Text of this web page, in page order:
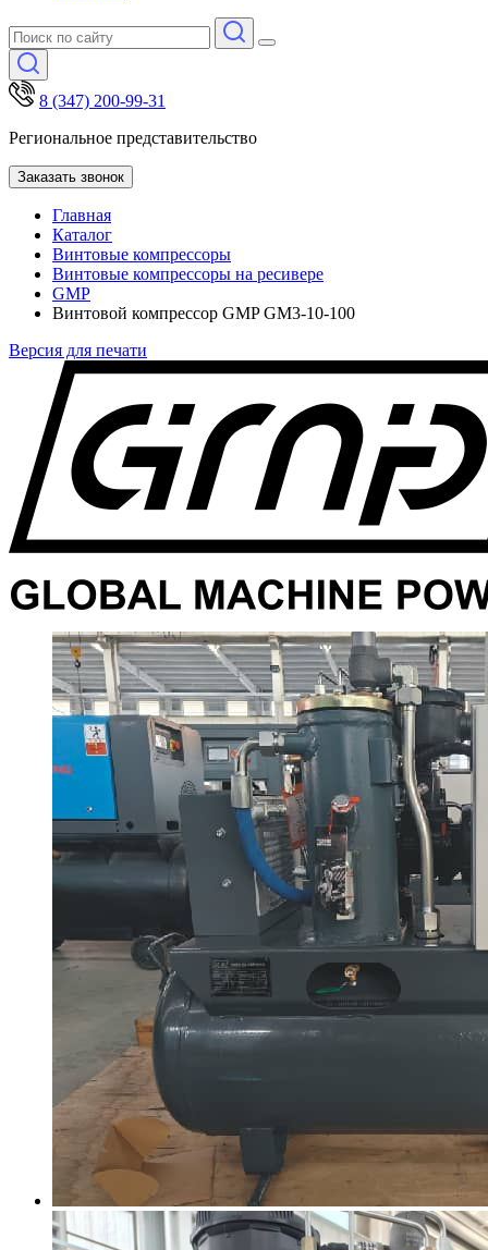
8 (347) 200-99-31
Региональное представительство
Заказать звонок
Главная
Каталог
Винтовые компрессоры
Винтовые компрессоры на ресивере
GMP
Винтовой компрессор GMP GM3-10-100
Версия для печати